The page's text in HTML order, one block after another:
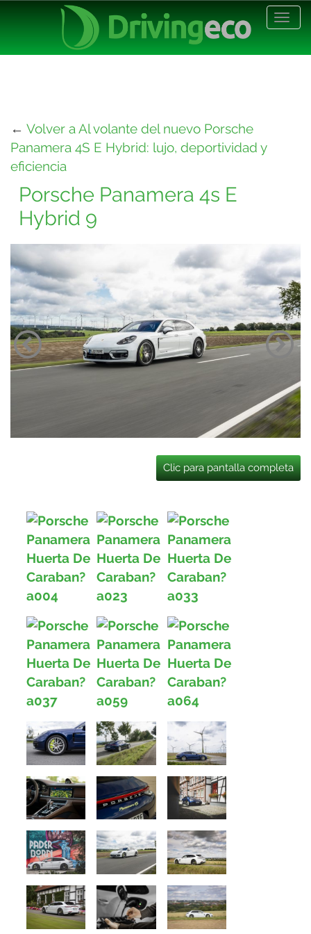
← Volver a Al volante del nuevo Porsche
Panamera 4S E Hybrid: lujo, deportividad y
eficiencia
Porsche Panamera 4s E
Hybrid 9
Clic para pantalla completa